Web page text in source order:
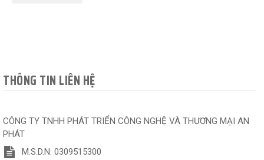
THÔNG TIN LIÊN HỆ
CÔNG TY TNHH PHÁT TRIỂN CÔNG NGHỆ VÀ THƯƠNG MẠI AN
PHÁT
M.S.D.N: 0309515300